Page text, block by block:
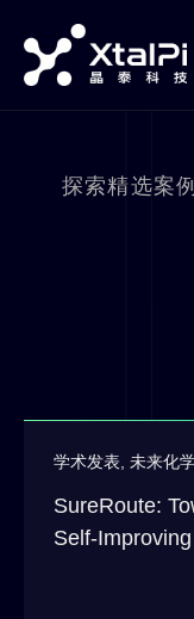
探索精选案
学术发表 未来化
SureRoute:
Self-